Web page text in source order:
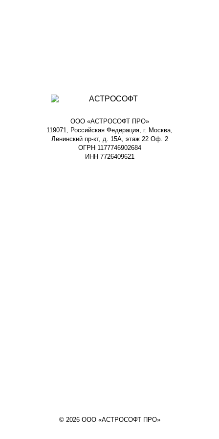
ООО «АСТРОСОФТ ПРО»
119071, Российская Федерация, г. Москва,
Ленинский пр-кт, д. 15А, этаж 22 Оф. 2
ОГРН 1177746902684
ИНН 7726409621
© 2026 ООО «АСТРОСОФТ ПРО»